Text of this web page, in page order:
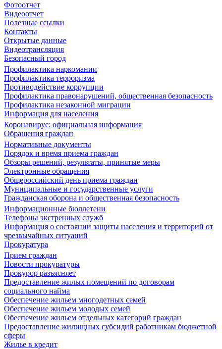
Фотоотчет
Видеоотчет
Полезные ссылки
Контакты
Открытые данные
Видеотрансляция
Безопасный город
Профилактика наркомании
Профилактика терроризма
Противодействие коррупции
Профилактика правонарушений, общественная безопасность
Профилактика незаконной миграции
Информация для населения
Коронавирус: официальная информация
Обращения граждан
Нормативные документы
Порядок и время приема граждан
Обзоры решений, результаты, принятые меры
Электронные обращения
Общероссийский день приема граждан
Муниципальные и государственные услуги
Гражданская оборона и общественная безопасность
Информационные бюллетени
Телефоны экстренных служб
Информация о состоянии защиты населения и территорий от
чрезвычайных ситуаций
Прокуратура
Прием граждан
Новости прокуратуры
Прокурор разъясняет
Предоставление жилых помещений по договорам
социального найма
Обеспечение жильем многодетных семей
Обеспечение жильем молодых семей
Обеспечение жильем отдельных категорий граждан
Предоставление жилищных субсидий работникам бюджетной
сферы
Жилье в кредит